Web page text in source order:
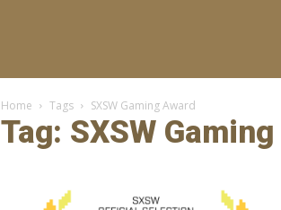
Home Tags SXSW Gaming Award
Tag: SXSW